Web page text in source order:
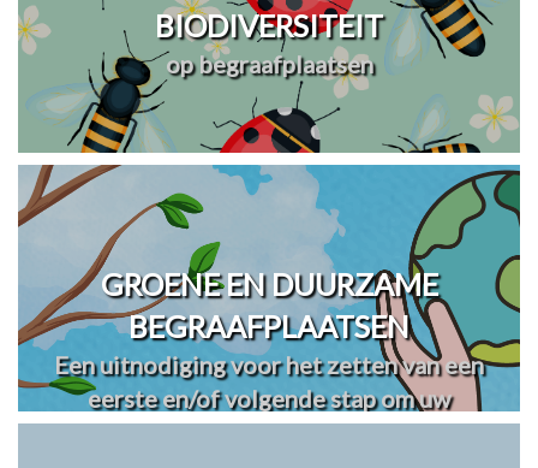
BIODIVERSITEIT
op begraafplaatsen
GROENE EN DUURZAME
BEGRAAFPLAATSEN
Een uitnodiging voor het zetten van een
eerste en/of volgende stap om uw
begraafplaats(en) te vergroenen en